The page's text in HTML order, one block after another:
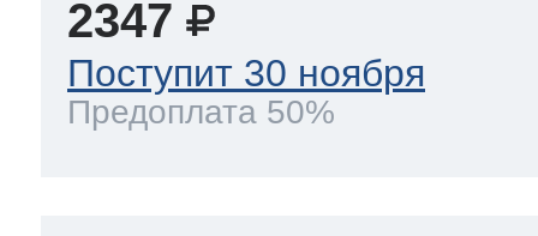
2347
Поступит 30 ноября
Предоплата 50%